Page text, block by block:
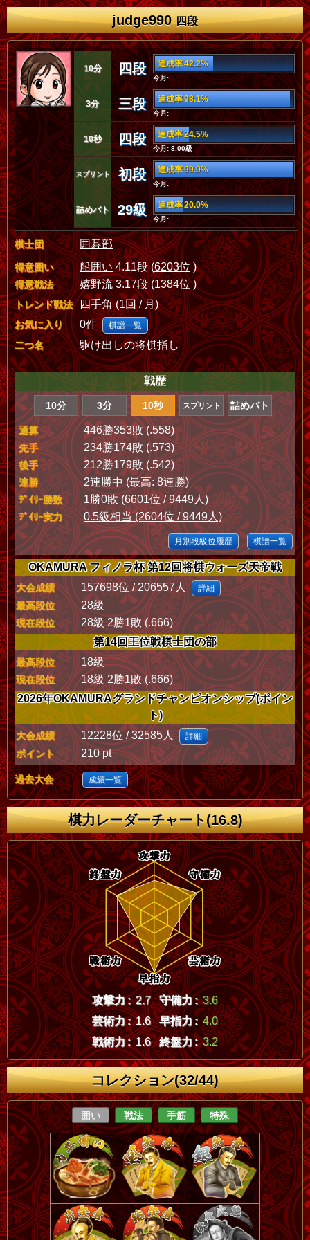
judge990四段
10分 四段 達成率 42.2%
今月:
3分 三段 達成率 98.1%
今月:
10秒 四段 達成率 24.5%
今月: 8.00級
スプリント 初段 達成率 99.9%
今月:
詰めバト 29級 達成率 20.0%
今月:
棋士団 囲碁部
得意囲い 船囲い4.11段 (6203位 )
得意戦法 嬉野流3.17段 (1384位)
トレンド戦法 四手角(1回 / 月)
お気に入り 0件 棋譜一覧
二つ名 駆け出しの将棋指し
戦歴
10分 3分 10秒 スプリント 詰めバト
通算 446勝353敗 (.558)
先手 234勝174敗 (.573)
後手 212勝179敗 (.542)
連勝 2連勝中 (最高: 8連勝)
ﾃﾞｲﾘｰ勝数 1勝0敗 (6601位 / 9449人)
ﾃﾞｲﾘｰ実力 0.5級相当 (2604位 / 9449人)
月別段級位履歴 棋譜一覧
OKAMURA フィノラ杯 第12回将棋ウォーズ天帝戦
大会成績 157698位 / 206557人 詳細
最高段位 28級
現在段位
28級 2勝1敗 (.666)
第14回王位戦棋士団の部
最高段位 18級
現在段位
18級 2勝1敗 (.666)
2026年OKAMURAグランドチャンピオンシップ(ポイン
ト)
大会成績 12228位 / 32585人 詳細
ポイント 210 pt
過去大会 成績一覧
棋力レーダーチャート(16.8)
攻撃力 : 2.7 守備力 : 3.6
芸術力 : 1.6 早指力 : 4.0
戦術力 : 1.6 終盤力 : 3.2
コレクション(32/44)
囲い 戦法 手筋 特殊